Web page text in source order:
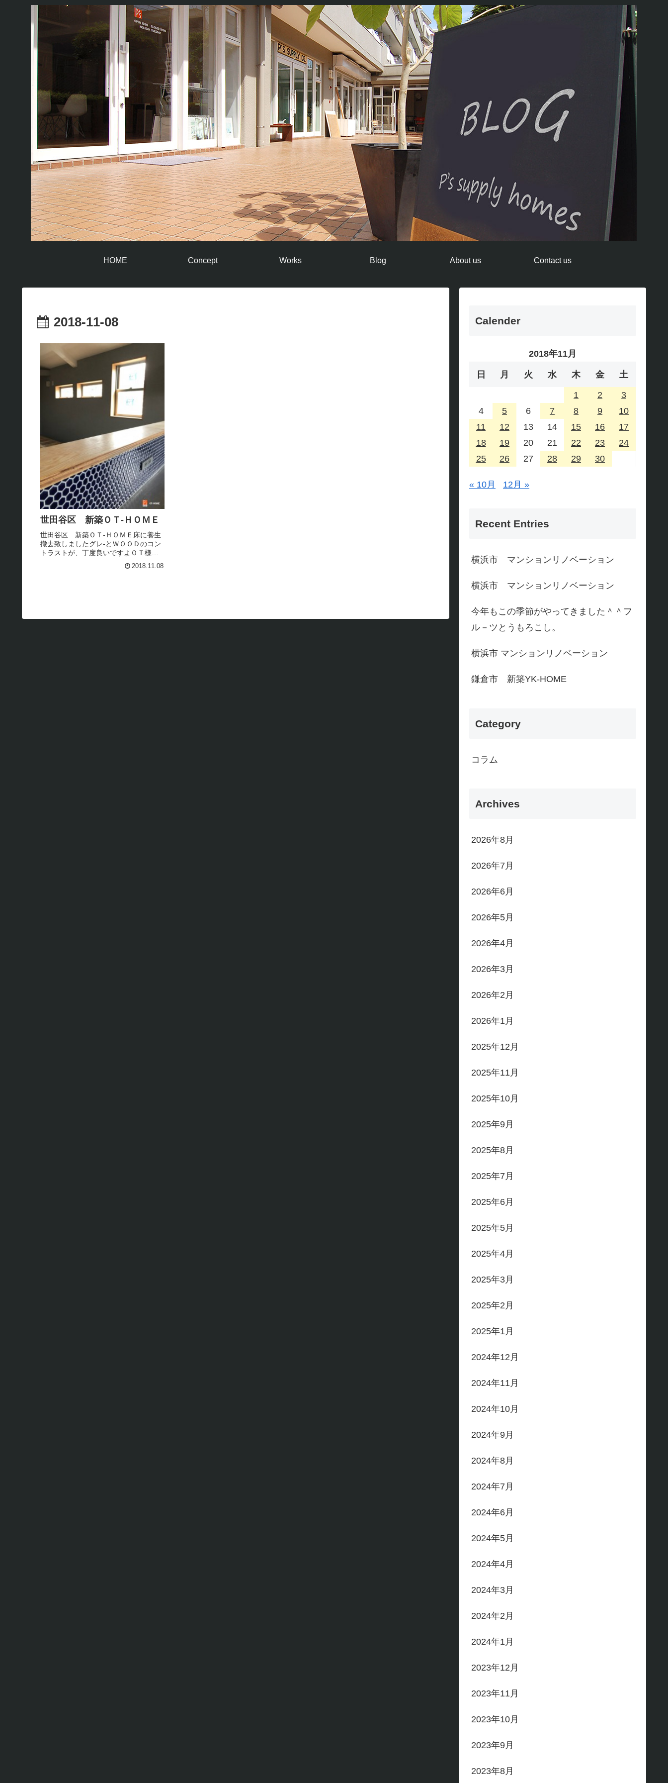
HOME Concept Works Blog About us Contact us
2018-11-08
世田谷区 新築ＯＴ-ＨＯＭＥ
世田谷区 新築ＯＴ-ＨＯＭＥ床に養生
撤去致しましたグレ-とＷＯＯＤのコン
トラストが、丁度良いですよＯＴ様ラ-
チ合板 良い表情お引渡しまで、もう
時期でございます床は、現在無塗装状
2018.11.08
Calender
2018年11月
日 月 火 水 木 金 土
1 2
3
4
5 6 7 8 9
10
11
12 13 14 15 16
17
18
19 20 21 22 23
24
25
26 27 28 29 30
« 10月 12月 »
Recent Entries
横浜市 マンションリノベーション
横浜市 マンションリノベーション
今年もこの季節がやってきました＾＾フ
ル－ツとうもろこし。
横浜市 マンションリノベーション
鎌倉市 新築YK-HOME
Category
コラム
Archives
2026年8月
2026年7月
2026年6月
2026年5月
2026年4月
2026年3月
2026年2月
2026年1月
2025年12月
2025年11月
2025年10月
2025年9月
2025年8月
2025年7月
2025年6月
2025年5月
2025年4月
2025年3月
2025年2月
2025年1月
2024年12月
2024年11月
2024年10月
2024年9月
2024年8月
2024年7月
2024年6月
2024年5月
2024年4月
2024年3月
2024年2月
2024年1月
2023年12月
2023年11月
2023年10月
2023年9月
2023年8月